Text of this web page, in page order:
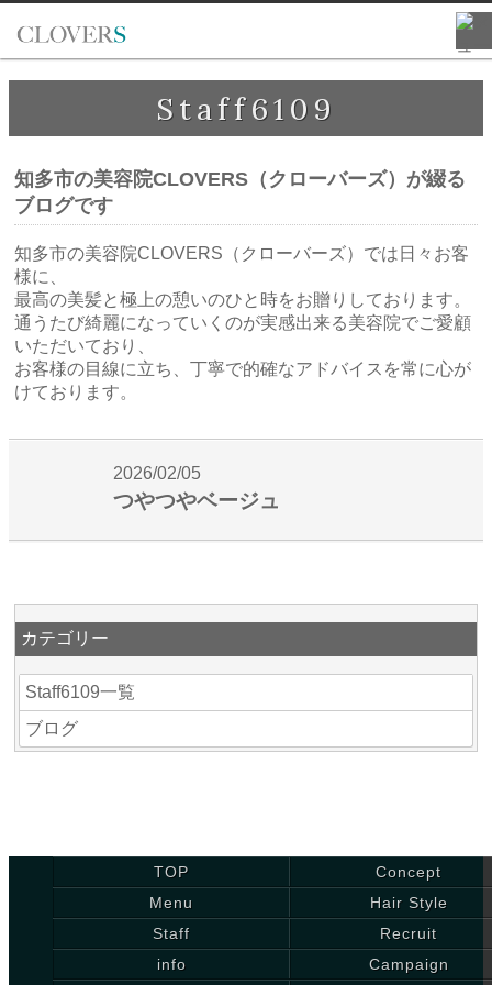
Staff6109
知多市の美容院CLOVERS（クローバーズ）が綴る
ブログです
知多市の美容院CLOVERS（クローバーズ）では日々お客
様に、
最高の美髪と極上の憩いのひと時をお贈りしております。
通うたび綺麗になっていくのが実感出来る美容院でご愛顧
いただいており、
お客様の目線に立ち、丁寧で的確なアドバイスを常に心が
けております。
2026/02/05
つやつやベージュ
カテゴリー
Staff6109一覧
ブログ
TOP
Concept
Menu
Hair Style
Staff
Recruit
info
Campaign